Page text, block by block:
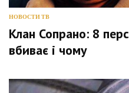
НОВОСТИ ТВ
Клан Сопрано: 8
вбиває і чому